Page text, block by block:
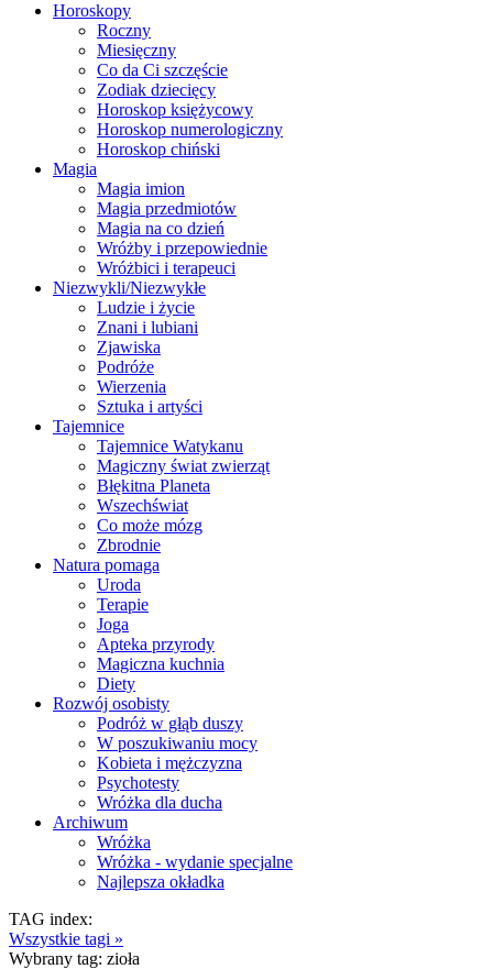
Horoskopy
Roczny
Miesięczny
Co da Ci szczęście
Zodiak dziecięcy
Horoskop księżycowy
Horoskop numerologiczny
Horoskop chiński
Magia
Magia imion
Magia przedmiotów
Magia na co dzień
Wróżby i przepowiednie
Wróżbici i terapeuci
Niezwykli/Niezwykłe
Ludzie i życie
Znani i lubiani
Zjawiska
Podróże
Wierzenia
Sztuka i artyści
Tajemnice
Tajemnice Watykanu
Magiczny świat zwierząt
Błękitna Planeta
Wszechświat
Co może mózg
Zbrodnie
Natura pomaga
Uroda
Terapie
Joga
Apteka przyrody
Magiczna kuchnia
Diety
Rozwój osobisty
Podróż w głąb duszy
W poszukiwaniu mocy
Kobieta i mężczyzna
Psychotesty
Wróżka dla ducha
Archiwum
Wróżka
Wróżka - wydanie specjalne
Najlepsza okładka
TAG index:
Wszystkie tagi »
Wybrany tag: zioła